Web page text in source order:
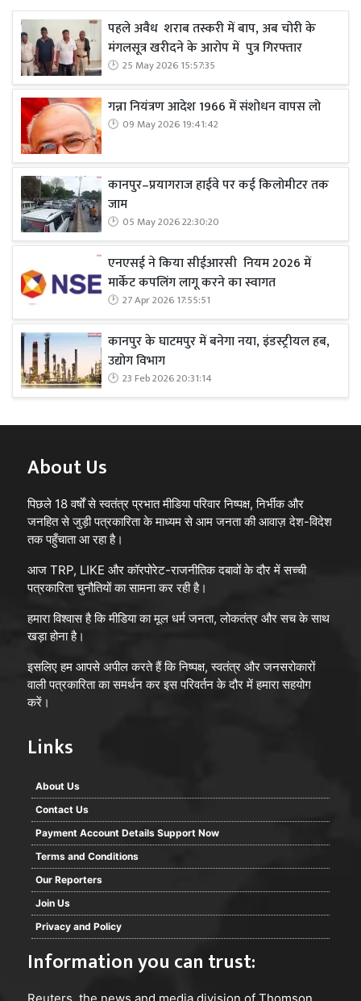
पहले अवैध शराब तस्करी में बाप, अब चोरी के
मंगलसूत्र खरीदने के आरोप में पुत्र गिरफ्तार
25 May 2026 15:57:35
गन्ना नियंत्रण आदेश 1966 में संशोधन वापस लो
09 May 2026 19:41:42
कानपुर–प्रयागराज हाईवे पर कई किलोमीटर तक
जाम
05 May 2026 22:30:20
एनएसई ने किया सीईआरसी नियम 2026 में
मार्केट कपलिंग लागू करने का स्वागत
27 Apr 2026 17:55:51
कानपुर के घाटमपुर में बनेगा नया, इंडस्ट्रीयल हब,
उद्योग विभाग
23 Feb 2026 20:31:14
About Us
पिछले 18 वर्षों से स्वतंत्र प्रभात मीडिया परिवार निष्पक्ष, निर्भीक और
जनहित से जुड़ी पत्रकारिता के माध्यम से आम जनता की आवाज़ देश-विदेश
तक पहुँचाता आ रहा है।
आज TRP, LIKE और कॉरपोरेट-राजनीतिक दबावों के दौर में सच्ची
पत्रकारिता चुनौतियों का सामना कर रही है।
हमारा विश्वास है कि मीडिया का मूल धर्म जनता, लोकतंत्र और सच के साथ
खड़ा होना है।
इसलिए हम आपसे अपील करते हैं कि निष्पक्ष, स्वतंत्र और जनसरोकारों
वाली पत्रकारिता का समर्थन कर इस परिवर्तन के दौर में हमारा सहयोग
करें।
Links
About Us
Contact Us
Payment Account Details Support Now
Terms and Conditions
Our Reporters
Join Us
Privacy and Policy
Information you can trust: